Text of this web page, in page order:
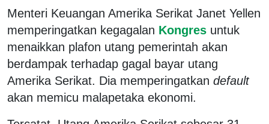
Menteri Keuangan Amerika Serikat Janet Yellen
memperingatkan kegagalan Kongres untuk
menaikkan plafon utang pemerintah akan
berdampak terhadap gagal bayar utang
Amerika Serikat. Dia memperingatkan default
akan memicu malapetaka ekonomi.